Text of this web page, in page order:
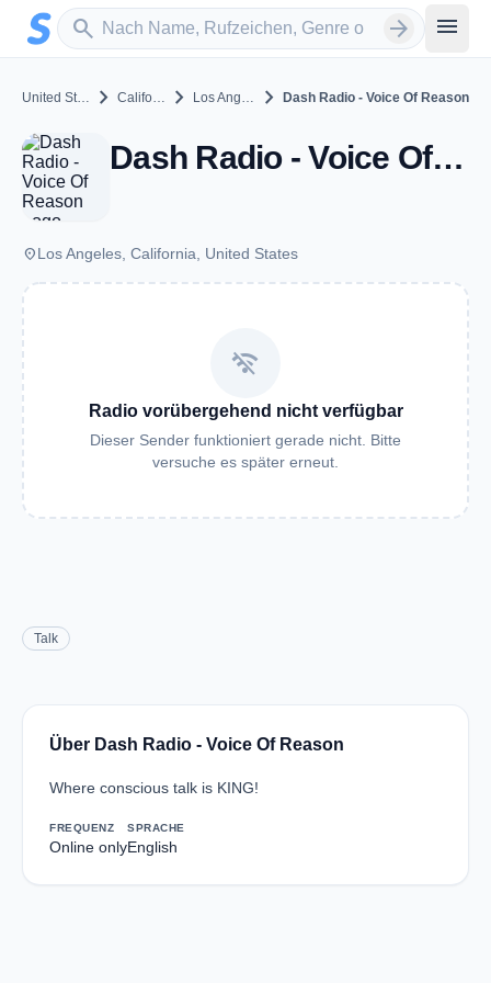
Zum Hauptinhalt springen
search
Sender suchen arrow_forward menu
United States chevron_right California chevron_right Los Angeles chevron_right Dash Radio - Voice Of Reason
Dash Radio - Voice Of Reason - Los Angeles, CA
placeLos Angeles, California, United States
wifi_off
Radio vorübergehend nicht verfügbar
Dieser Sender funktioniert gerade nicht. Bitte
versuche es später erneut.
Talk
Über Dash Radio - Voice Of Reason
Where conscious talk is KING!
FREQUENZ
Online only
SPRACHE
English